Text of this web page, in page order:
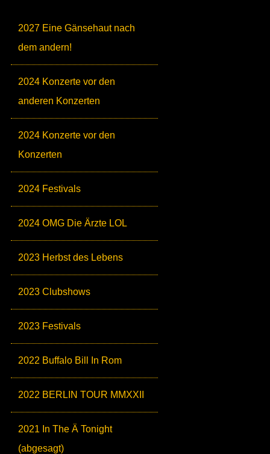
2027 Eine Gänsehaut nach
dem andern!
2024 Konzerte vor den
anderen Konzerten
2024 Konzerte vor den
Konzerten
2024 Festivals
2024 OMG Die Ärzte LOL
2023 Herbst des Lebens
2023 Clubshows
2023 Festivals
2022 Buffalo Bill In Rom
2022 BERLIN TOUR MMXXII
2021 In The Ä Tonight
(abgesagt)